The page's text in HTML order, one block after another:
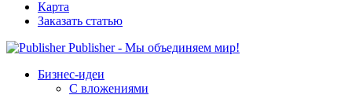
Карта
Заказать статью
Publisher - Мы объединяем мир!
Бизнес-идеи
С вложениями